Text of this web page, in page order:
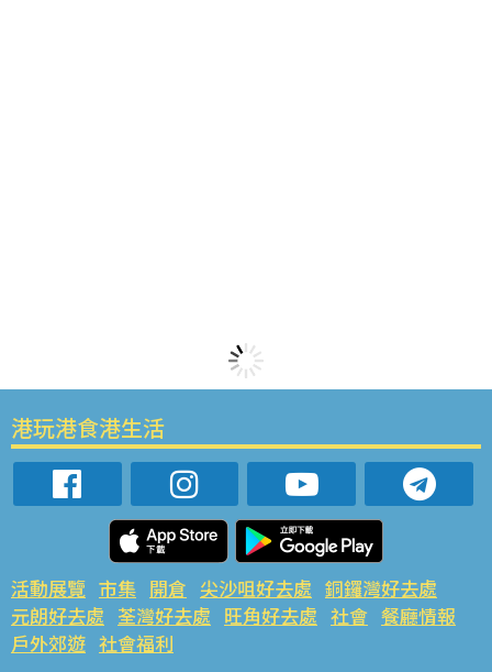
港玩港食港生活
活動展覽 市集 開倉 尖沙咀好去處 銅鑼灣好去處
元朗好去處 荃灣好去處 旺角好去處 社會 餐廳情報
戶外郊遊 社會福利